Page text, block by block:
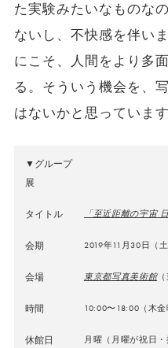
た実験みたいなものな
ないし、不快感を伴い
にこそ、
人間をより多
る。そういう機会を、
はないかと思っています
▼グループ
展
タイトル 「至近距離の宇宙
会期 2019年11月30日（
会場 東京都写真美術館（
時間 10:00〜18:00（木金
休館日
月曜（月曜が祝日